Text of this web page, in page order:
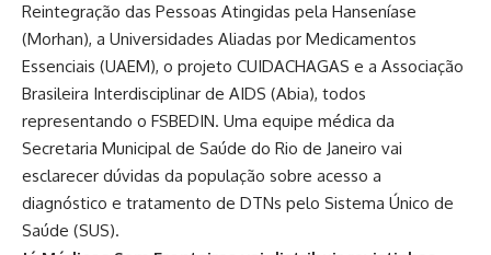
Reintegração das Pessoas Atingidas pela Hanseníase
(Morhan), a Universidades Aliadas por Medicamentos
Essenciais (UAEM), o projeto CUIDACHAGAS e a Associação
Brasileira Interdisciplinar de AIDS (Abia), todos
representando o FSBEDIN. Uma equipe médica da
Secretaria Municipal de Saúde do Rio de Janeiro vai
esclarecer dúvidas da população sobre acesso a
diagnóstico e tratamento de DTNs pelo Sistema Único de
Saúde (SUS).